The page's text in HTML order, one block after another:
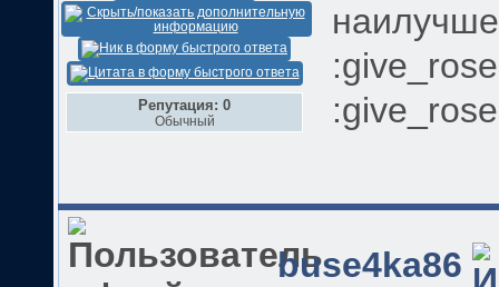
Репутация: 0
Обычный
buse4ka86